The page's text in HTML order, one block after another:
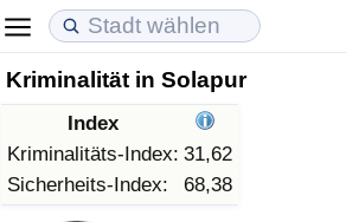
Kriminalität in Solapur
Index
Kriminalitäts-Index: 31,62
Sicherheits-Index:
68,38
Lebenshaltungskosten
Lebenshaltungskosten-Index (aktuell)
Lebenshaltungskosten-Index
Immobilienpreise
Immobilienpreis-Index (aktuell)
Immobilienpreis-Index
Lebensqualität
Lebensqualität-Index
Lebensqualität-Index (aktuell)